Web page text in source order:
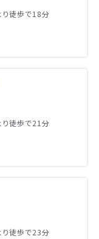
り徒歩で18分
り徒歩で21分
り徒歩で23分